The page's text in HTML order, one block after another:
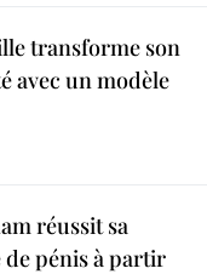
transforme son
avec un modèle
réussit sa
pénis à partir